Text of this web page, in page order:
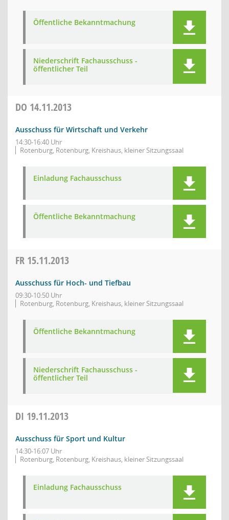
Öffentliche Bekanntmachung
Niederschrift Fachausschuss -
öffentlicher Teil
DO 14.11.2013
Ausschuss für Wirtschaft und Verkehr
14:30-16:40 Uhr
Rotenburg, Rotenburg, Kreishaus, kleiner Sitzungssaal
Einladung Fachausschuss
Öffentliche Bekanntmachung
FR 15.11.2013
Ausschuss für Hoch- und Tiefbau
09:30-10:50 Uhr
Rotenburg, Rotenburg, Kreishaus, kleiner Sitzungssaal
Öffentliche Bekanntmachung
Niederschrift Fachausschuss -
öffentlicher Teil
DI 19.11.2013
Ausschuss für Sport und Kultur
14:30-16:07 Uhr
Rotenburg, Rotenburg, Kreishaus, kleiner Sitzungssaal
Einladung Fachausschuss